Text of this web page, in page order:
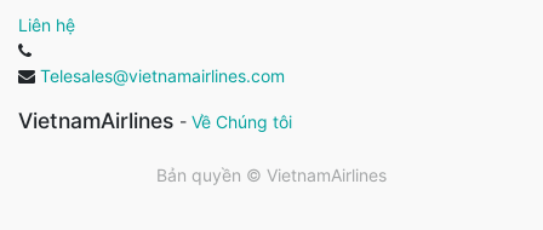
Liên hệ
Telesales@vietnamairlines.com
VietnamAirlines - Về Chúng tôi
Bản quyền © VietnamAirlines